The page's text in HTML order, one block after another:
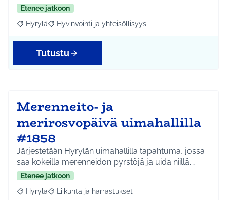
Etenee jatkoon
Rajaa tulokset aihepiirin mukaan: Hyrylä
Hyrylä Rajaa tulokset teeman mukaan: Hyvinvointi ja
Hyvinvointi ja yhteisöllisyys
Tutustu
Merenneito- ja
merirosvopäivä uimahallilla
#1858
Järjestetään Hyrylän uimahallilla tapahtuma, jossa
saa kokeilla merenneidon pyrstöjä ja uida niillä.…
Etenee jatkoon
Rajaa tulokset aihepiirin mukaan: Hyrylä
Hyrylä Rajaa tulokset teeman mukaan: Liikunta ja
Liikunta ja harrastukset